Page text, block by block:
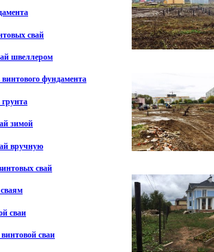
свай
швеллером
фундамента
грунта
зимой
вручную
свай
сваи
сваи